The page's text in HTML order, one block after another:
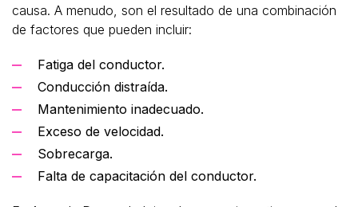
causa. A menudo, son el resultado de una combinación
de factores que pueden incluir:
Fatiga del conductor.
Conducción distraída.
Mantenimiento inadecuado.
Exceso de velocidad.
Sobrecarga.
Falta de capacitación del conductor.